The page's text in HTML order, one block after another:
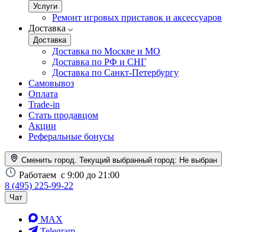
Услуги
Ремонт игровых приставок и аксессуаров
Доставка
Доставка
Доставка по Москве и МО
Доставка по РФ и СНГ
Доставка по Санкт-Петербургу
Самовывоз
Оплата
Trade-in
Стать продавцом
Акции
Реферальные бонусы
Сменить город. Текущий выбранный город: Не выбран
Работаем с 9:00 до 21:00
8 (495) 225-99-22
Чат
MAX